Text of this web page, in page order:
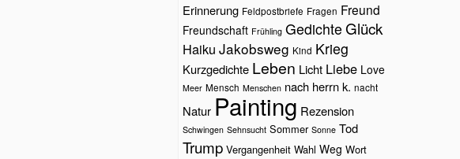
Erinnerung Feldpostbriefe Fragen Freund
Freundschaft Frühling Gedichte Glück
Haiku Jakobsweg Kind Krieg
Kurzgedichte Leben Licht Liebe Love
Meer Mensch Menschen nach herrn k. nacht
Natur Painting Rezension
Schwingen Sehnsucht Sommer Sonne Tod
Trump Vergangenheit Wahl Weg Wort